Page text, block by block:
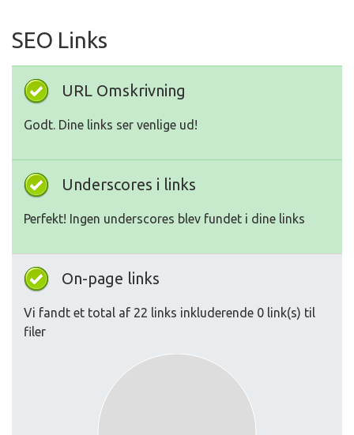
SEO Links
URL Omskrivning
Godt. Dine links ser venlige ud!
Underscores i links
Perfekt! Ingen underscores blev fundet i dine links
On-page links
Vi fandt et total af 22 links inkluderende 0 link(s) til
filer